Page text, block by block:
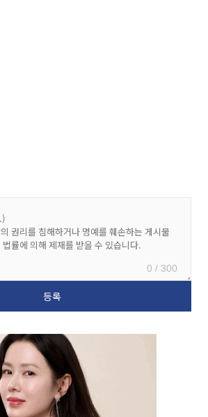
0 / 300